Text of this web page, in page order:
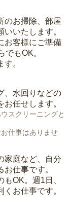
のお掃除、部屋
いたします。
お客様にご準備
でもOK。
。
、水回りなどの
任せします。
スクリーニングと
仕事はありませ
家庭など、自分
仕事です。
OK。週1日、
お仕事です。